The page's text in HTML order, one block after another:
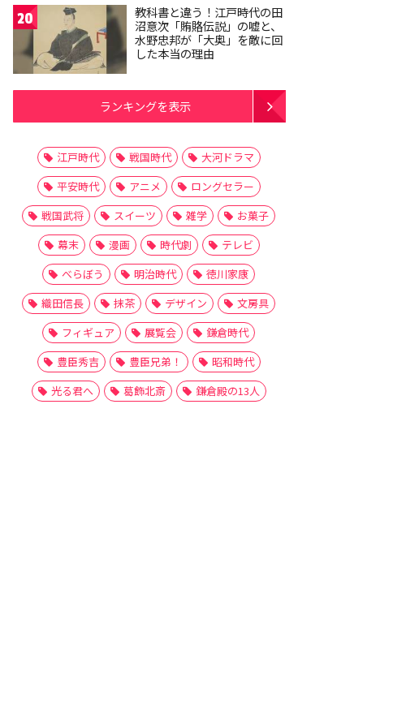
20
教科書と違う！江戸時代の田
沼意次「賄賂伝説」の嘘と、
水野忠邦が「大奥」を敵に回
した本当の理由
ランキングを表示
江戸時代 戦国時代
大河ドラマ
平安時代
アニメ
ロングセラー
戦国武将
スイーツ 雑学
お菓子
幕末
漫画 時代劇
テレビ
べらぼう
明治時代
徳川家康
織田信長
抹茶 デザイン
文房具
フィギュア
展覧会
鎌倉時代
豊臣秀吉
豊臣兄弟！
昭和時代
光る君へ
葛飾北斎 鎌倉殿の13人